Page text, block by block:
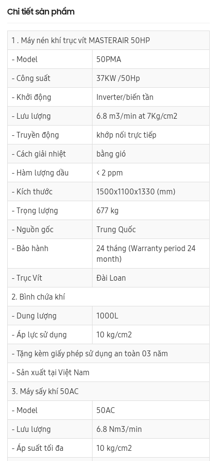
Chi tiết sản phẩm
1 . Máy nén khí trục vít MASTERAIR 50HP
- Model
50PMA
- Công suất
37KW /50Hp
- Khởi động
Inverter/biến tần
- Lưu lượng
6.8 m3/min at 7Kg/cm2
- Truyền động
khớp nối trực tiếp
- Cách giải nhiệt
bằng gió
- Hàm lượng dầu
< 2 ppm
- Kích thước
1500x1100x1330 (mm)
- Trọng lượng
677 kg
- Nguồn gốc
Trung Quốc
- Bảo hành
24 tháng (Warranty period 24
month)
- Trục Vít
Đài Loan
2. Bình chứa khí
- Dung lượng
1000L
- Áp lực sử dụng
10 kg/cm2
- Tặng kèm giấy phép sử dụng an toàn 03 năm
- Sản xuất tại Việt Nam
3. Máy sấy khí 50AC
- Model
50AC
- Lưu lượng
6.8 Nm3/min
- Áp suất tối đa
10 kg/cm2